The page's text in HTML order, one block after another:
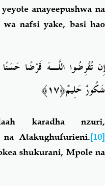
anayeepushwa na
nafsi yake, basi hao
إِن تُقْرِضُوا اللَّـهَ قَرْضًا
شَكُورٌ حَلِيمٌ﴿١٧﴾
karadha nzuri,
Atakughufurieni.[10]
shukurani, Mpole na